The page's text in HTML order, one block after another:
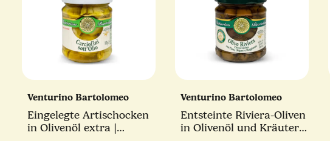
Venturino Bartolomeo
Eingelegte Artischocken
in Olivenöl extra |
Venturino Bartolomeo
Entsteinte Riviera-Oliven
in Olivenöl und Kräutern